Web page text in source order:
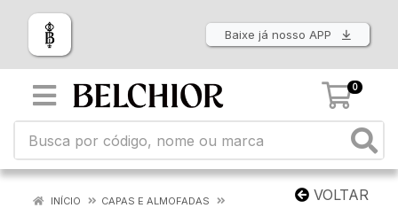
Baixe já nosso APP
0
VOLTAR
INÍCIO
CAPAS E ALMOFADAS